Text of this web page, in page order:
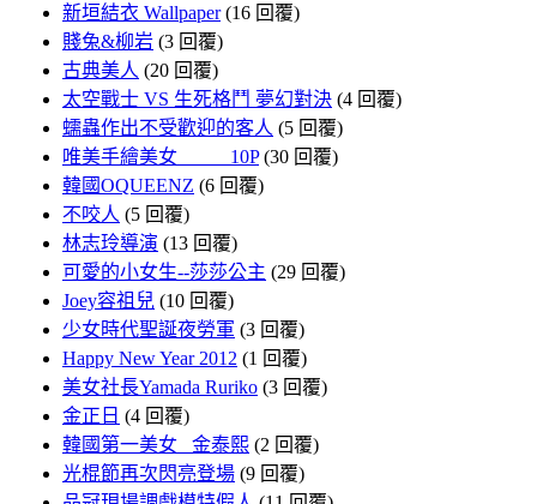
新垣結衣 Wallpaper (16 回覆)
賤兔&柳岩 (3 回覆)
古典美人 (20 回覆)
太空戰士 VS 生死格鬥 夢幻對決 (4 回覆)
蠕蟲作出不受歡迎的客人 (5 回覆)
唯美手繪美女 10P (30 回覆)
韓國OQUEENZ (6 回覆)
不咬人 (5 回覆)
林志玲導演 (13 回覆)
可愛的小女生--莎莎公主 (29 回覆)
Joey容祖兒 (10 回覆)
少女時代聖誕夜勞軍 (3 回覆)
Happy New Year 2012 (1 回覆)
美女社長Yamada Ruriko (3 回覆)
金正日 (4 回覆)
韓國第一美女 金泰熙 (2 回覆)
光棍節再次閃亮登場 (9 回覆)